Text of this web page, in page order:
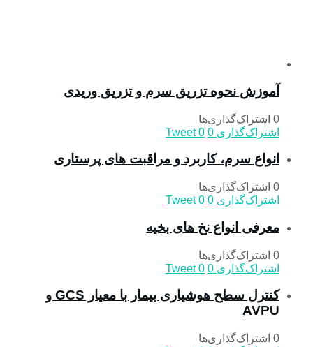
آموزش نحوه تزریق سرم و تزریق وریدی
0 اشتراک‌گذاری‌ها
اشتراک‌گذاری 0
Tweet 0
انواع سرم، کاربرد و مراقبت‌ های پرستاری
0 اشتراک‌گذاری‌ها
اشتراک‌گذاری 0
Tweet 0
معرفی انواع نخ های بخیه
0 اشتراک‌گذاری‌ها
اشتراک‌گذاری 0
Tweet 0
کنترل سطح هوشیاری بیمار با معیار GCS و
AVPU
0 اشتراک‌گذاری‌ها